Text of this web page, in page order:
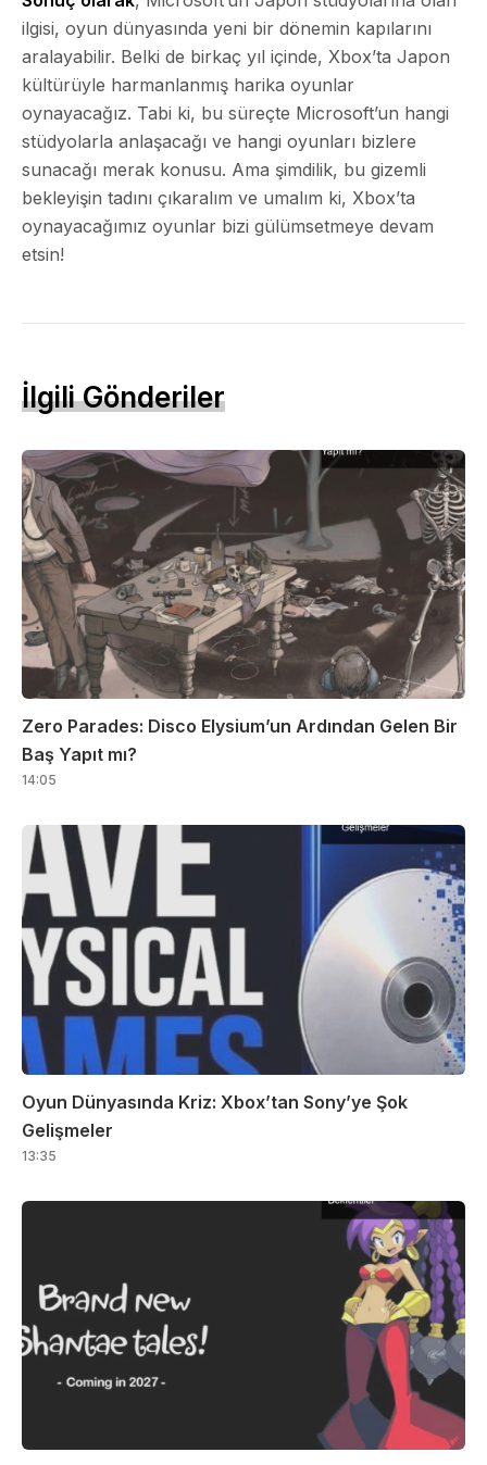
ilgisi, oyun dünyasında yeni bir dönemin kapılarını
aralayabilir. Belki de birkaç yıl içinde, Xbox’ta Japon
kültürüyle harmanlanmış harika oyunlar
oynayacağız. Tabi ki, bu süreçte Microsoft’un hangi
stüdyolarla anlaşacağı ve hangi oyunları bizlere
sunacağı merak konusu. Ama şimdilik, bu gizemli
bekleyişin tadını çıkaralım ve umalım ki, Xbox’ta
oynayacağımız oyunlar bizi gülümsetmeye devam
etsin!
İlgili Gönderiler
Zero Parades: Disco Elysium’un Ardından Gelen Bir
Baş Yapıt mı?
14:05
Oyun Dünyasında Kriz: Xbox’tan Sony’ye Şok
Gelişmeler
13:35